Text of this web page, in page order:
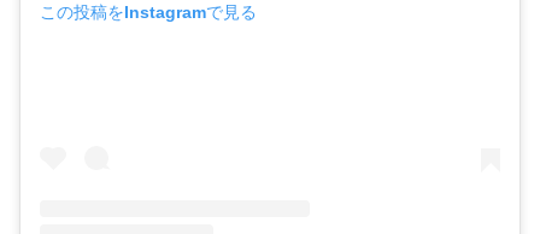
この投稿をInstagramで見る